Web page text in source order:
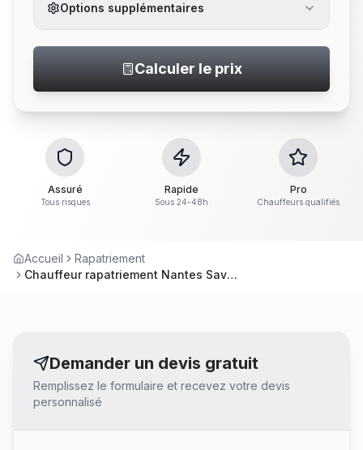
Options supplémentaires
Calculer le prix
Assuré
Tous risques
Rapide
Sous 24-48h
Pro
Chauffeurs qualifiés
Accueil
Rapatriement
Chauffeur rapatriement Nantes Savenay – Service convoyage
Demander un devis gratuit
Remplissez le formulaire et recevez votre devis
personnalisé